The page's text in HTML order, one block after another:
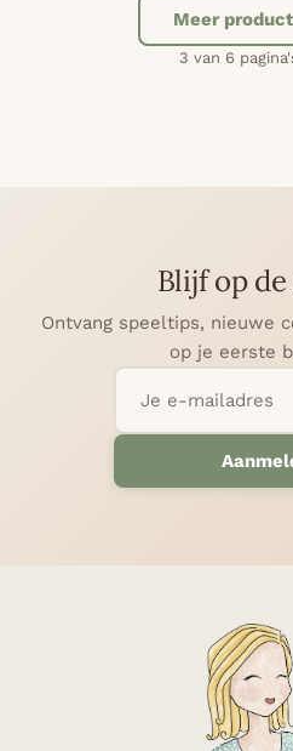
Meer
3 van 6
Blijf op
Ontvang speeltips, nieuwe
op je eerste